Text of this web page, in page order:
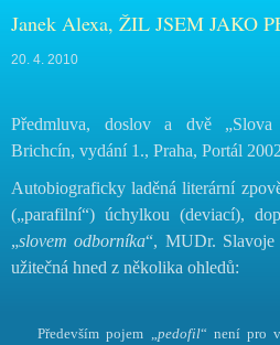
Janek Alexa, ŽIL JSEM JAKO
20. 4. 2010
Předmluva, doslov a dvě
Brichcín, vydání 1., Praha, Portál
Autobiograficky laděná literární
(„parafilní“) úchylkou (deviací),
„slovem odborníka“, MUDr. Slavoje
užitečná hned z několika ohledů:
Především pojem „pedofil“ není pro